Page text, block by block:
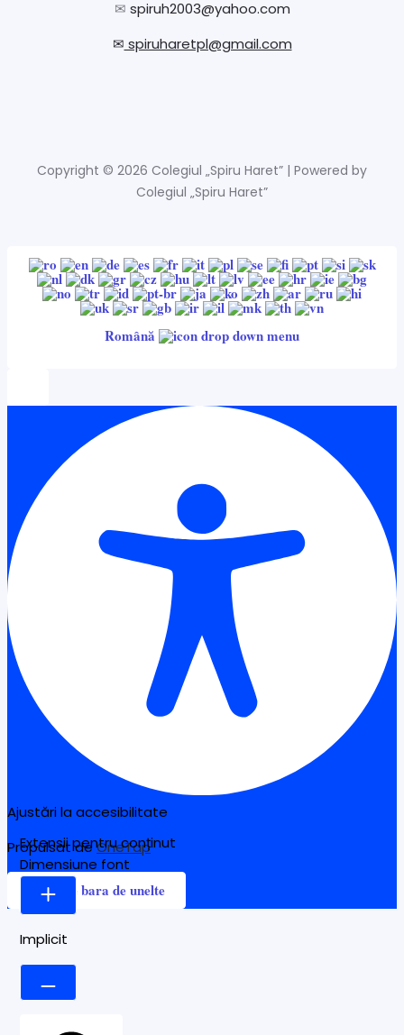
✉ spiruh2003@yahoo.com
✉ spiruharetpl@gmail.com
Copyright © 2026 Colegiul „Spiru Haret” | Powered by
Colegiul „Spiru Haret”
Română
Ajustări la accesibilitate
Propulsat deOneTap
Ascunde bara de unelte
Extensii pentru conținut
Dimensiune font
Implicit